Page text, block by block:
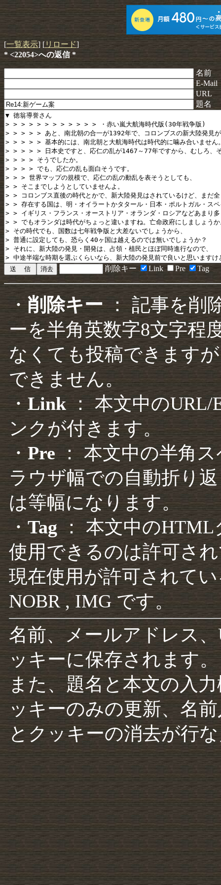
[一覧表示] [リロード]
* <22054>への返信 *
名前
E-Mail
URL
題名
削除キー Link Pre Tag
・削除キー： 記事を削
ーを半角英数字8文字程
なくても投稿できます
できません。
・Link： 本文中のURL/
ンクが付きます。
・Pre： 本文中の半角
ラウザ幅での自動折り
は等幅になります。
・Tag： 本文中のHTML
使用できるのは許可さ
現在使用が許可されて
NOBR , IMG です。
名前、メールアドレス
ッキーに保存されます。
また、題名と本文の入
ッキーのみの更新、名
とクッキーの消去が行